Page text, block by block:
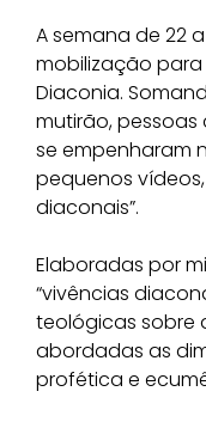
A semana de 22
mobilização para
Diaconia.
mutirão,
se empenharam
pequenos
diaconais”.
Elaboradas por
“vivências
teológicas sobre
abordadas as
profética e